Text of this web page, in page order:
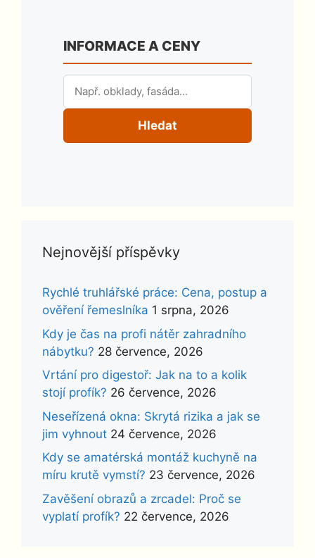
INFORMACE A CENY
Hledat
Nejnovější příspěvky
Rychlé truhlářské práce: Cena, postup a
ověření řemeslníka 1 srpna, 2026
Kdy je čas na profi nátěr zahradního
nábytku? 28 července, 2026
Vrtání pro digestoř: Jak na to a kolik
stojí profík? 26 července, 2026
Neseřízená okna: Skrytá rizika a jak se
jim vyhnout 24 července, 2026
Kdy se amatérská montáž kuchyně na
míru krutě vymstí? 23 července, 2026
Zavěšení obrazů a zrcadel: Proč se
vyplatí profík? 22 července, 2026